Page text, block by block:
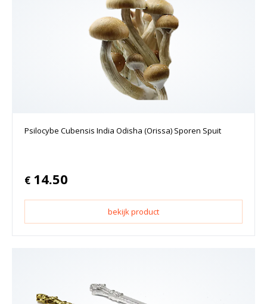
Psilocybe Cubensis India Odisha (Orissa) Sporen Spuit
€ 14.50
bekijk product